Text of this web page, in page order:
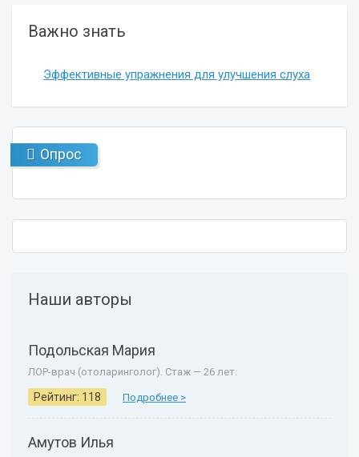
Важно знать
Эффективные упражнения для улучшения слуха
Опрос
Наши авторы
Подольская Мария
ЛОР-врач (отоларинголог). Стаж — 26 лет.
Рейтинг: 118 Подробнее >
Амутов Илья